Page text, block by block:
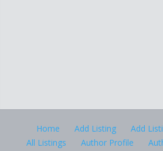
Home Add Listing Add
All Listings
Author Profile